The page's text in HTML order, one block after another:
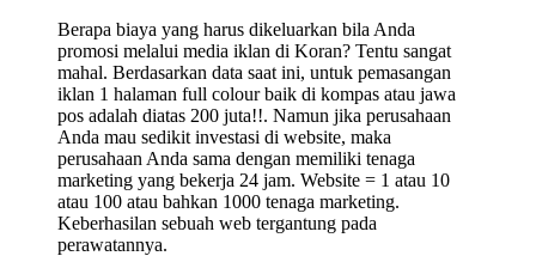
Berapa biaya yang harus dikeluarkan bila Anda
promosi melalui media iklan di Koran? Tentu sangat
mahal. Berdasarkan data saat ini, untuk pemasangan
iklan 1 halaman full colour baik di kompas atau jawa
pos adalah diatas 200 juta!!. Namun jika perusahaan
Anda mau sedikit investasi di website, maka
perusahaan Anda sama dengan memiliki tenaga
marketing yang bekerja 24 jam. Website = 1 atau 10
atau 100 atau bahkan 1000 tenaga marketing.
Keberhasilan sebuah web tergantung pada
perawatannya.